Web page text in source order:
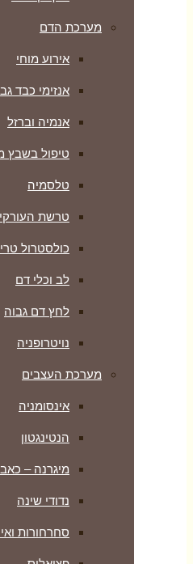
מערכת הדם
אירוע מוחי
אנזימי כבד
אנמיה וברזל
טיפול בשבץ
טלסמיה
טרשת
כולסטרול
לב וכלי דם
לחץ דם גבוה
נויטרופניה
מערכת העצבים
אינסומניה
הנטינגטון
מיגרנה –
נדודי שינה
סחרחורות ואי